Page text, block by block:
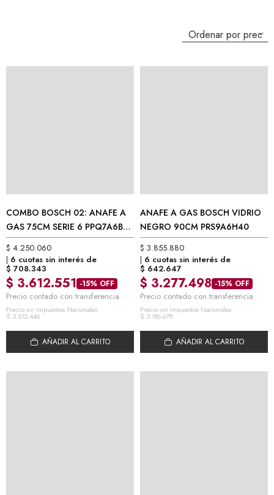
COMBO BOSCH 02: ANAFE A
GAS 75CM SERIE 6 PPQ7A6B90
+ HORNO ELÉCTRICO SERIE 4
HRA512ES0
$ 4.250.060
Precio sin Impuestos Nacionales:
$ 3.512.446
6 cuotas sin interés de
$ 708.343
$ 3.612.551 -15% OFF
Precio contado con transferencia
AÑADIR AL CARRITO
ANAFE A GAS BOSCH VIDRIO
NEGRO 90CM PRS9A6H40
$ 3.855.880
Precio sin Impuestos Nacionales:
$ 3.186.678
6 cuotas sin interés de
$ 642.647
$ 3.277.498 -15% OFF
Precio contado con transferencia
AÑADIR AL CARRITO